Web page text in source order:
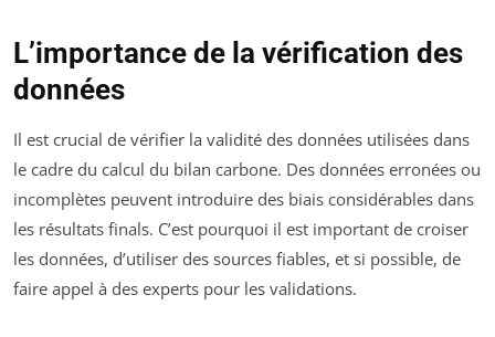
L’importance de la vérification des
données
Il est crucial de vérifier la validité des données utilisées dans
le cadre du calcul du bilan carbone. Des données erronées ou
incomplètes peuvent introduire des biais considérables dans
les résultats finals. C’est pourquoi il est important de croiser
les données, d’utiliser des sources fiables, et si possible, de
faire appel à des experts pour les validations.